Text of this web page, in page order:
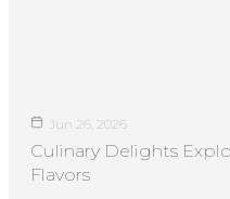
Jun 26, 2026
Culinary Delights
Flavors